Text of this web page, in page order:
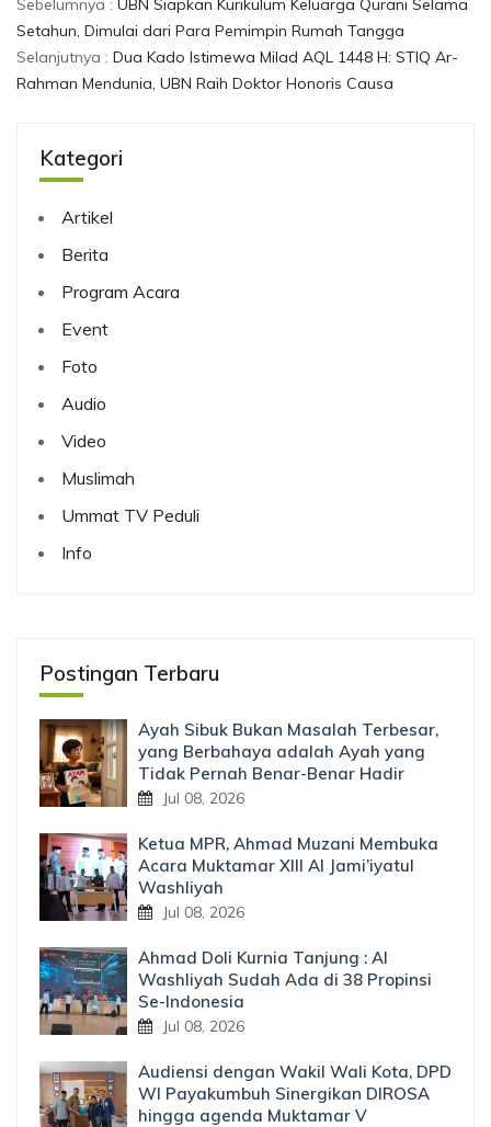
Sebelumnya : UBN Siapkan Kurikulum Keluarga Qurani Selama
Setahun, Dimulai dari Para Pemimpin Rumah Tangga
Selanjutnya : Dua Kado Istimewa Milad AQL 1448 H: STIQ Ar-
Rahman Mendunia, UBN Raih Doktor Honoris Causa
Kategori
Artikel
Berita
Program Acara
Event
Foto
Audio
Video
Muslimah
Ummat TV Peduli
Info
Postingan Terbaru
Ayah Sibuk Bukan Masalah Terbesar,
yang Berbahaya adalah Ayah yang
Tidak Pernah Benar-Benar Hadir
Jul 08, 2026
Ketua MPR, Ahmad Muzani Membuka
Acara Muktamar XIII Al Jami’iyatul
Washliyah
Jul 08, 2026
Ahmad Doli Kurnia Tanjung : Al
Washliyah Sudah Ada di 38 Propinsi
Se-Indonesia
Jul 08, 2026
Audiensi dengan Wakil Wali Kota, DPD
WI Payakumbuh Sinergikan DIROSA
hingga agenda Muktamar V